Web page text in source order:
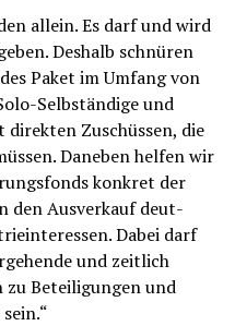
allein. Es darf und wird
Des­halb schnü­ren
Paket im Umfang von
Selb­stän­di­ge und
Zuschüs­sen, die
Dane­ben hel­fen wir
kon­kret der
den Aus­ver­kauf deut­
Dabei darf
und zeit­lich
Betei­li­gun­gen und